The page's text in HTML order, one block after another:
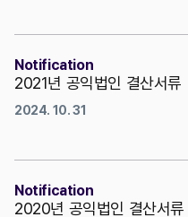
Notification
2021년 공익법인 결산서류
2024. 10. 31
Notification
2020년 공익법인 결산서류